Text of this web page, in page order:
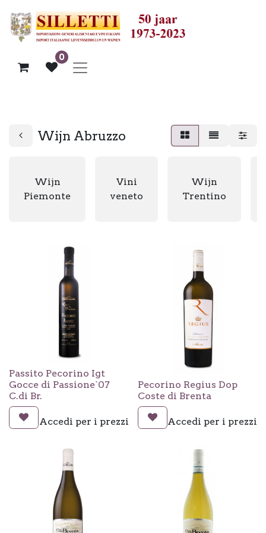
0
Wijn Abruzzo
Wijn
Piemonte
Vini
veneto
Wijn
Trentino
Passito Pecorino Igt
Gocce di Passione`07
C.di Br.
Accedi per i prezzi
Pecorino Regius Dop
Coste di Brenta
Accedi per i prezzi